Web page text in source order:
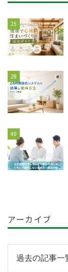
25
28
49
アーカイブ